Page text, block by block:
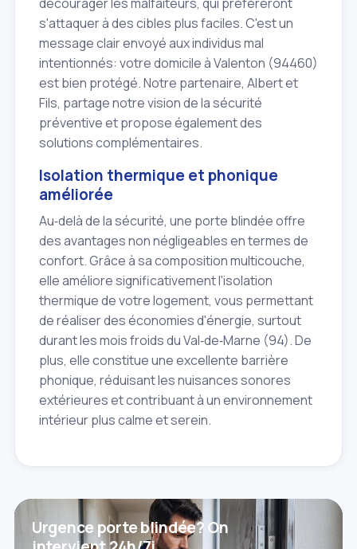
s'attaquer à des cibles plus faciles. C'est un
message clair envoyé aux individus mal
intentionnés: votre domicile à Valenton (94460)
est bien protégé. Notre partenaire, Albert et
Fils, partage notre vision de la sécurité
préventive et propose également des
solutions complémentaires.
Isolation thermique et phonique
améliorée
Au‑delà de la sécurité, une porte blindée offre
des avantages non négligeables en termes de
confort. Grâce à sa composition multicouche,
elle améliore significativement l'isolation
thermique de votre logement, vous permettant
de réaliser des économies d'énergie, surtout
durant les mois froids du Val‑de‑Marne (94). De
plus, elle constitue une excellente barrière
phonique, réduisant les nuisances sonores
extérieures et contribuant à un environnement
intérieur plus calme et serein.
Urgence porte blindée? On